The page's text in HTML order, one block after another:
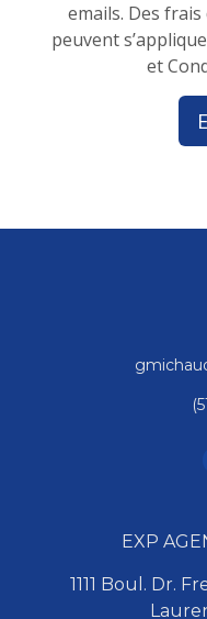
emails. Des
peuvent
et
EXP
1111 Boul. Dr.